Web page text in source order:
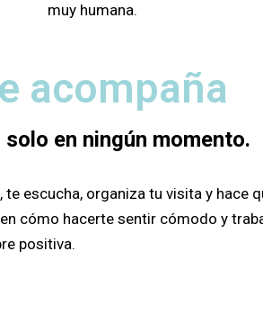
muy humana.
acompaña
en ningún momento.
escucha, organiza tu visita y hace
cómo hacerte sentir cómodo y
positiva.